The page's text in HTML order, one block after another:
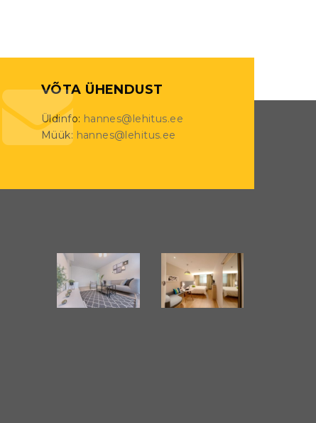
VÕTA ÜHENDUST
Üldinfo: hannes@lehitus.ee
Müük: hannes@lehitus.ee